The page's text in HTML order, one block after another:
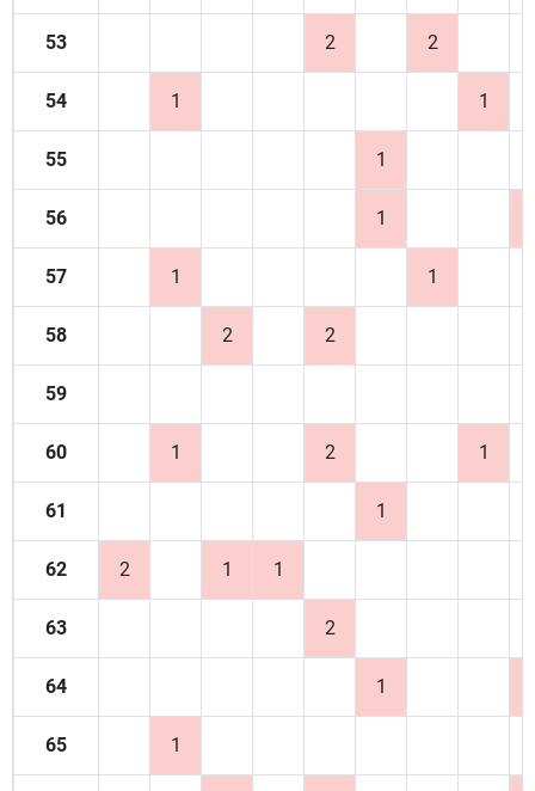
53 2 2
54 1 1
55 1
56 1
57 1 1
58 2 2
59
60 1 2 1
61 1
62 2 1 1
63 2
64 1
65 1